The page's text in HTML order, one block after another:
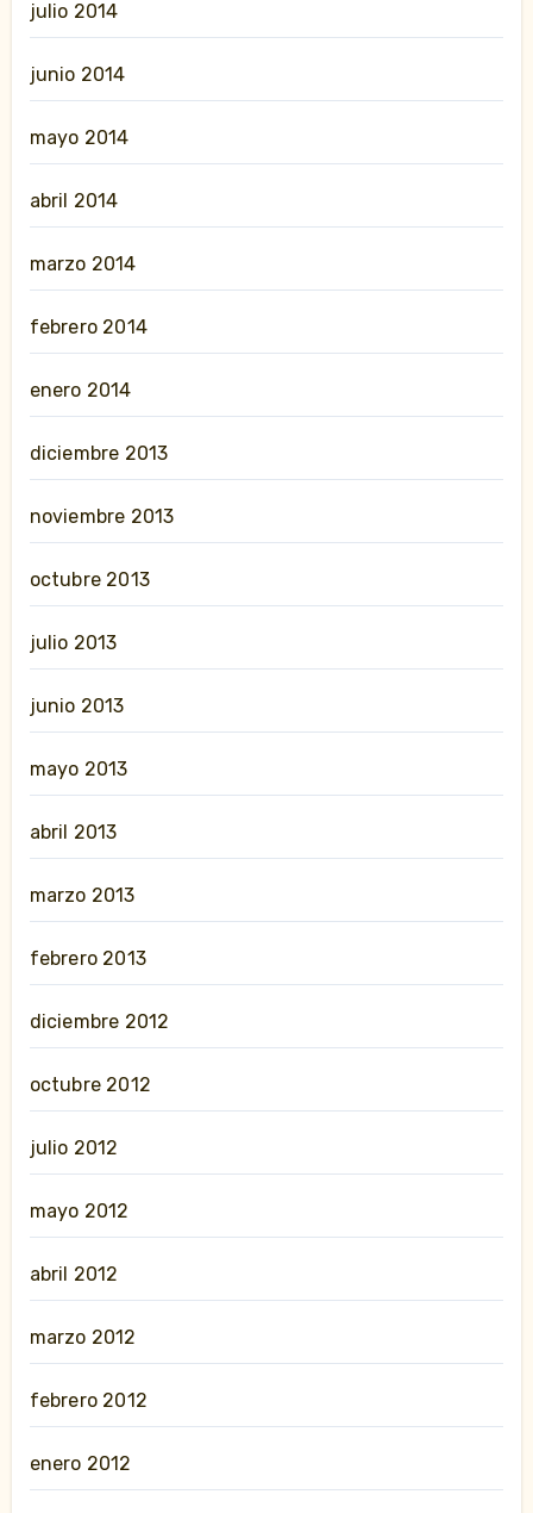
julio 2014
junio 2014
mayo 2014
abril 2014
marzo 2014
febrero 2014
enero 2014
diciembre 2013
noviembre 2013
octubre 2013
julio 2013
junio 2013
mayo 2013
abril 2013
marzo 2013
febrero 2013
diciembre 2012
octubre 2012
julio 2012
mayo 2012
abril 2012
marzo 2012
febrero 2012
enero 2012